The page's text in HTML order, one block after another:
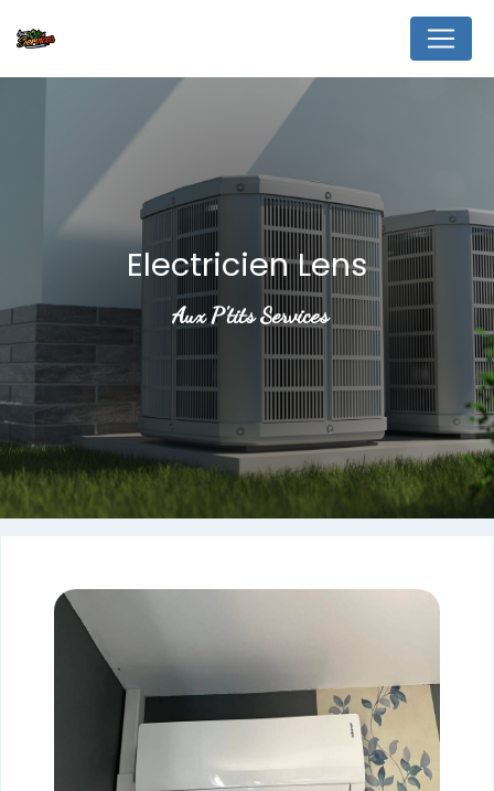
Electricien Lens
Aux P'tits Services